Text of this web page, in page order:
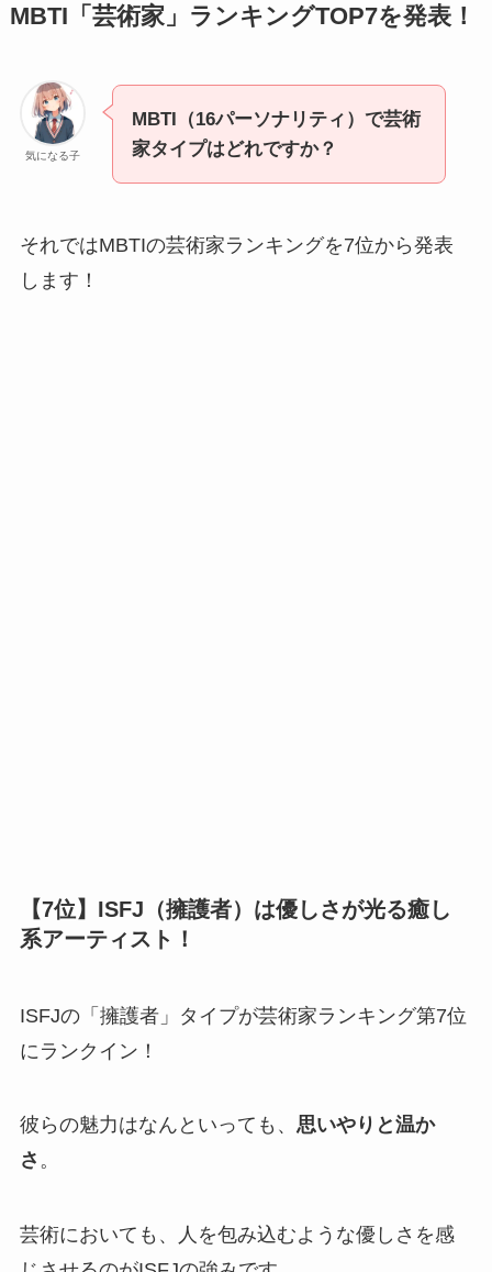
MBTI「芸術家」ランキングTOP7を発表！
気になる子
MBTI（16パーソナリティ）で芸術
家タイプはどれですか？
それではMBTIの芸術家ランキングを7位から発表
します！
【7位】ISFJ（擁護者）は優しさが光る癒し
系アーティスト！
ISFJの「擁護者」タイプが芸術家ランキング第7位
にランクイン！
彼らの魅力はなんといっても、 思いやりと温か
さ 。
芸術においても、人を包み込むような優しさを感